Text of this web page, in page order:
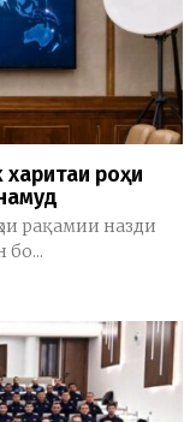
роҳи
рақамии назди
бо...